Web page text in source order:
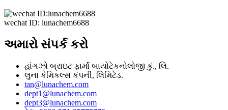
wechat ID: lunachem6688
અમારો સંપર્ક કરો
હાંગઝો બ્રાઇટ ફાર્મા બાયોટેકનોલોજી કું., લિ.
લુના કેમિકલ્સ કંપની, લિમિટેડ.
tan@lunachem.com
dept1@lunachem.com
dept3@lunachem.com